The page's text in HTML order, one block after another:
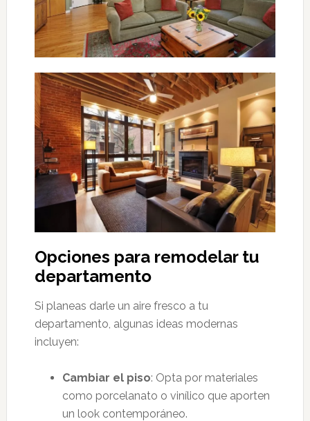
Opciones para remodelar tu
departamento
Si planeas darle un aire fresco a tu
departamento, algunas ideas modernas
incluyen:
Cambiar el piso: Opta por materiales
como porcelanato o vinílico que aporten
un look contemporáneo.